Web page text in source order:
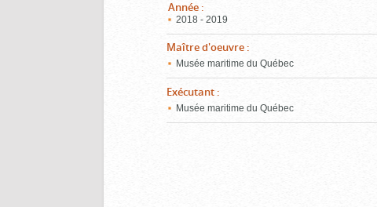
Année :
2018 - 2019
Maître d'oeuvre :
Musée maritime du Québec
Exécutant :
Musée maritime du Québec